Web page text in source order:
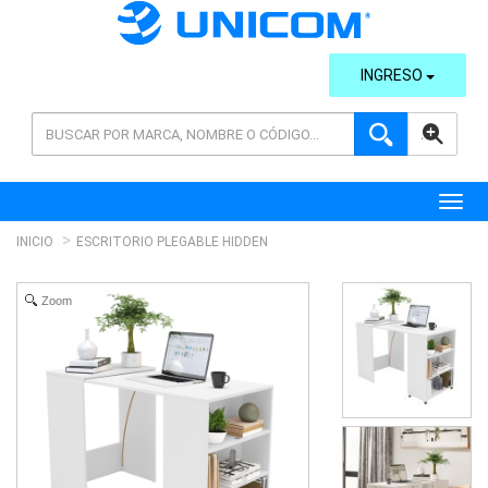
AVANZADA
INGRESO
INICIO ESCRITORIO PLEGABLE HIDDEN
Zoom